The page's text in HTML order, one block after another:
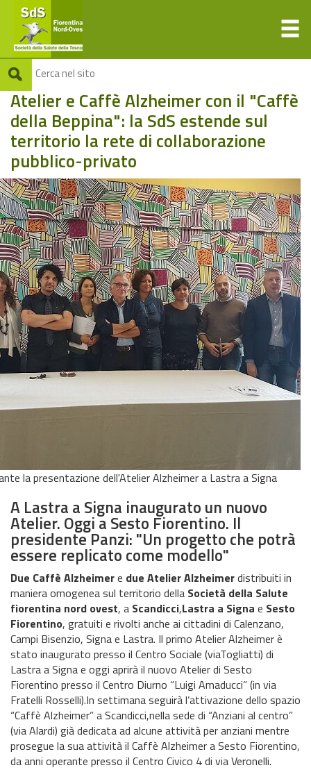
Atelier e Caffè Alzheimer con il "Caffè
della Beppina": la SdS estende sul
territorio la rete di collaborazione
pubblico-privato
la presentazione dell'Atelier Alzheimer a Lastra a Signa
A Lastra a Signa inaugurato un nuovo
Atelier. Oggi a Sesto Fiorentino. Il
presidente Panzi: "Un progetto che potrà
essere replicato come modello"
Due Caffè Alzheimere due AtelierAlzheimerdistribuiti in
maniera omogenea sul territorio della Società della Salute
fiorentina nord ovest, a Scandicci,Lastra a Signa e Sesto
Fiorentino, gratuiti e rivolti anche ai cittadini di Calenzano,
Campi Bisenzio, Signa e Lastra. Il primo Atelier Alzheimer è
stato inaugurato presso il Centro Sociale (viaTogliatti) di
Lastra a Signa e oggi aprirà il nuovo Atelier di Sesto
Fiorentino presso il Centro Diurno “Luigi Amaducci” (in via
Fratelli Rosselli).In settimana seguirà l’attivazione dello spazio
“Caffè Alzheimer” a Scandicci,nella sede di “Anziani al centro”
(via Alardi) già dedicata ad alcune attività per anziani mentre
prosegue la sua attività il Caffè Alzheimer a Sesto Fiorentino,
da anni operante presso il Centro Civico 4 di via Veronelli.